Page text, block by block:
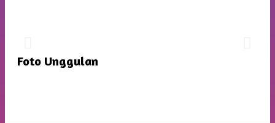
Dengan Mentari Yang Cerah Memberikan Semangat
Baru Untuk Persiapan Yang Lebih Matang
Foto Unggulan